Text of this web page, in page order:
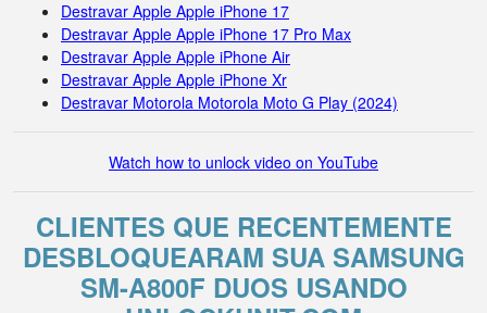
Destravar Apple Apple iPhone 17
Destravar Apple Apple iPhone 17 Pro Max
Destravar Apple Apple iPhone Air
Destravar Apple Apple iPhone Xr
Destravar Motorola Motorola Moto G Play (2024)
Watch how to unlock video on YouTube
CLIENTES QUE RECENTEMENTE
DESBLOQUEARAM SUA SAMSUNG
SM-A800F DUOS USANDO